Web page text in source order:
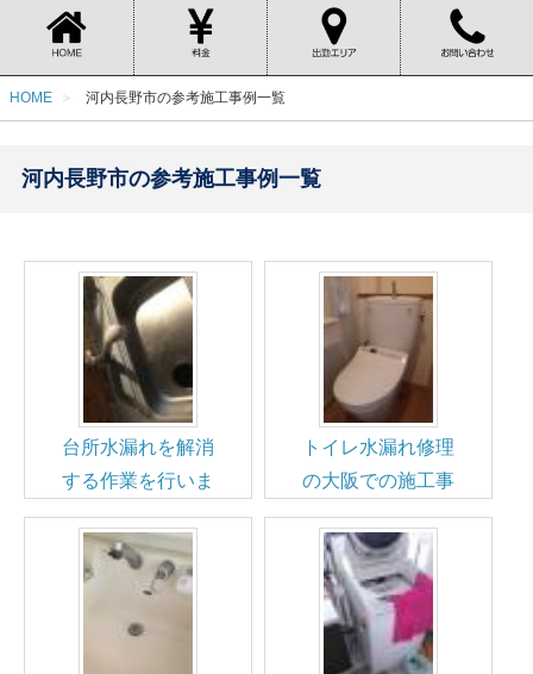
HOME 河内長野市の参考施工事例一覧
河内長野市の参考施工事例一覧
台所水漏れを解消
する作業を行いま
した
トイレ水漏れ修理
の大阪での施工事
例